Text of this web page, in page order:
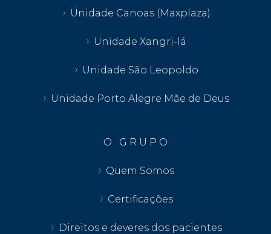
Unidade Canoas (Maxplaza)
Unidade Xangri-lá
Unidade São Leopoldo
Unidade Porto Alegre Mãe de Deus
O G R U P O
Quem Somos
Certificações
Direitos e deveres dos pacientes